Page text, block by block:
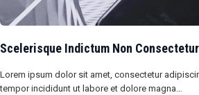
Scelerisque Indictum Non
Lorem ipsum dolor sit amet, consectetur
tempor incididunt ut labore et dolore magna…